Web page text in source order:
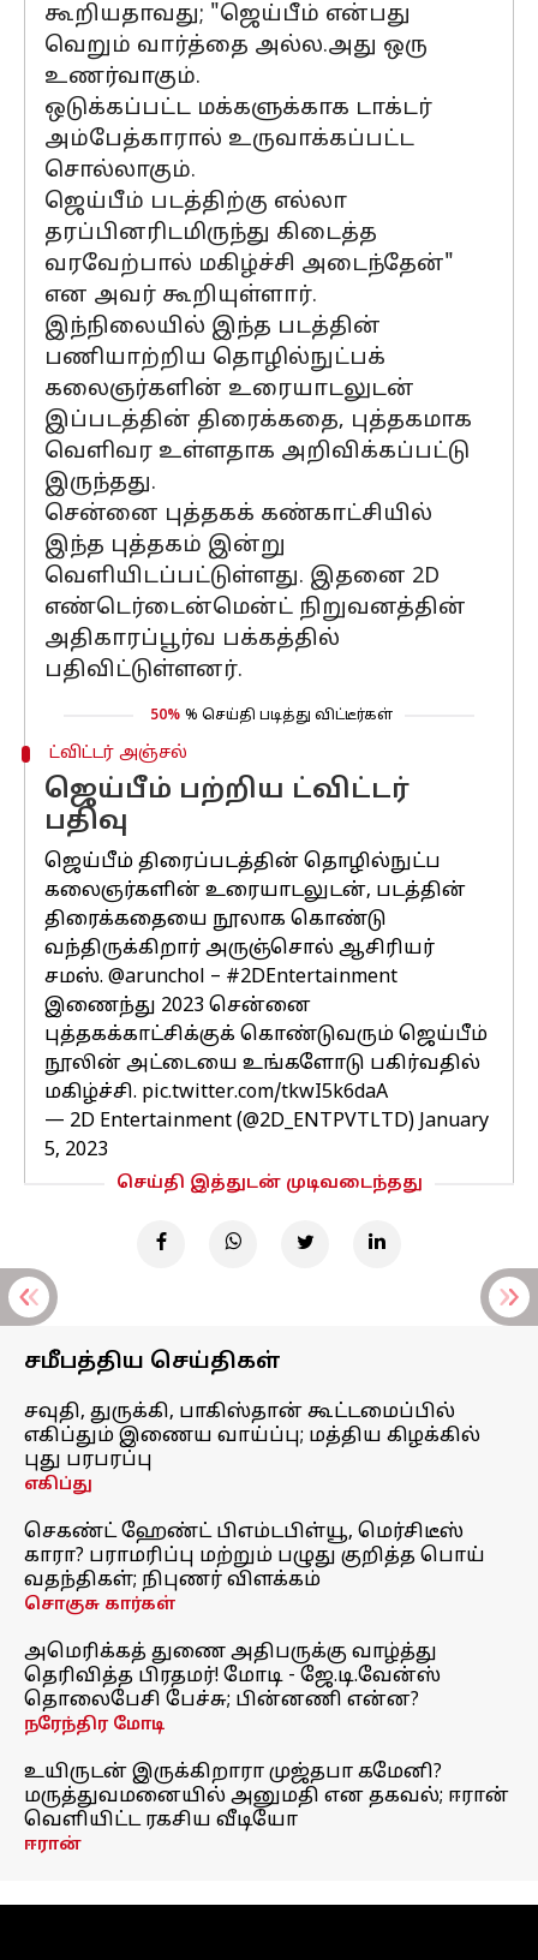
கூறியதாவது; "ஜெய்பீம் என்பது
வெறும் வார்த்தை அல்ல.அது ஒரு
உணர்வாகும்.
ஒடுக்கப்பட்ட மக்களுக்காக டாக்டர்
அம்பேத்காரால் உருவாக்கப்பட்ட
சொல்லாகும்.
ஜெய்பீம் படத்திற்கு எல்லா
தரப்பினரிடமிருந்து கிடைத்த
வரவேற்பால் மகிழ்ச்சி அடைந்தேன்"
என அவர் கூறியுள்ளார்.
இந்நிலையில் இந்த படத்தின்
பணியாற்றிய தொழில்நுட்பக்
கலைஞர்களின் உரையாடலுடன்
இப்படத்தின் திரைக்கதை, புத்தகமாக
வெளிவர உள்ளதாக அறிவிக்கப்பட்டு
இருந்தது.
சென்னை புத்தகக் கண்காட்சியில்
இந்த புத்தகம் இன்று
வெளியிடப்பட்டுள்ளது. இதனை 2D
எண்டெர்டைன்மென்ட் நிறுவனத்தின்
அதிகாரப்பூர்வ பக்கத்தில்
பதிவிட்டுள்ளனர்.
50% % செய்தி படித்து விட்டீர்கள்
ட்விட்டர் அஞ்சல்
ஜெய்பீம் பற்றிய ட்விட்டர்
பதிவு
ஜெய்பீம் திரைப்படத்தின் தொழில்நுட்ப
கலைஞர்களின் உரையாடலுடன், படத்தின்
திரைக்கதையை நூலாக கொண்டு
வந்திருக்கிறார் அருஞ்சொல் ஆசிரியர்
சமஸ். @arunchol – #2DEntertainment
இணைந்து 2023 சென்னை
புத்தகக்காட்சிக்குக் கொண்டுவரும் ஜெய்பீம்
நூலின் அட்டையை உங்களோடு பகிர்வதில்
மகிழ்ச்சி. pic.twitter.com/tkwI5k6daA
— 2D Entertainment (@2D_ENTPVTLTD) January
5, 2023
செய்தி இத்துடன் முடிவடைந்தது
சமீபத்திய செய்திகள்
சவுதி, துருக்கி, பாகிஸ்தான் கூட்டமைப்பில்
எகிப்தும் இணைய வாய்ப்பு; மத்திய கிழக்கில்
புது பரபரப்பு
எகிப்து
செகண்ட் ஹேண்ட் பிஎம்டபிள்யூ, மெர்சிடீஸ்
காரா? பராமரிப்பு மற்றும் பழுது குறித்த பொய்
வதந்திகள்; நிபுணர் விளக்கம்
சொகுசு கார்கள்
அமெரிக்கத் துணை அதிபருக்கு வாழ்த்து
தெரிவித்த பிரதமர்! மோடி - ஜே.டி.வேன்ஸ்
தொலைபேசி பேச்சு; பின்னணி என்ன?
நரேந்திர மோடி
உயிருடன் இருக்கிறாரா முஜ்தபா கமேனி?
மருத்துவமனையில் அனுமதி என தகவல்; ஈரான்
வெளியிட்ட ரகசிய வீடியோ
ஈரான்